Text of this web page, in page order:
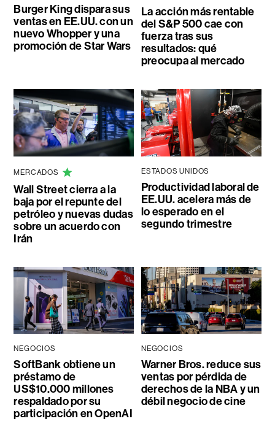
Burger King dispara sus
ventas en EE.UU. con un
nuevo Whopper y una
promoción de Star Wars
La acción más rentable
del S&P 500 cae con
fuerza tras sus
resultados: qué
preocupa al mercado
MERCADOS
Wall Street cierra a la
baja por el repunte del
petróleo y nuevas dudas
sobre un acuerdo con
Irán
ESTADOS UNIDOS
Productividad laboral de
EE.UU. acelera más de
lo esperado en el
segundo trimestre
NEGOCIOS
SoftBank obtiene un
préstamo de
US$10.000 millones
respaldado por su
participación en OpenAI
NEGOCIOS
Warner Bros. reduce sus
ventas por pérdida de
derechos de la NBA y un
débil negocio de cine